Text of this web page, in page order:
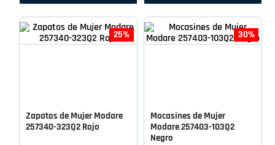
25%
Zapatos de Mujer Modare
257340-323Q2 Rojo
30%
Mocasines de Mujer
Modare 257403-103Q2
Negro